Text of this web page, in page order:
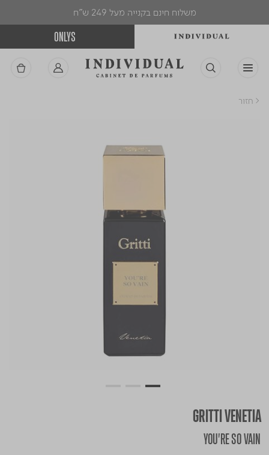
משלוח חינם בקנייה מעל 249 ש"ח
ONLYS
< חזור
GRITTI VENETIA
YOU'RE SO VAIN